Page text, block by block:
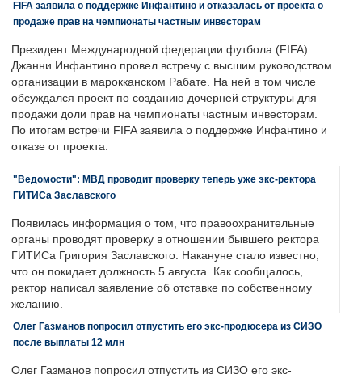
FIFA заявила о поддержке Инфантино и отказалась от проекта о
продаже прав на чемпионаты частным инвесторам
Президент Международной федерации футбола (FIFA)
Джанни Инфантино провел встречу с высшим руководством
организации в марокканском Рабате. На ней в том числе
обсуждался проект по созданию дочерней структуры для
продажи доли прав на чемпионаты частным инвесторам.
По итогам встречи FIFA заявила о поддержке Инфантино и
отказе от проекта.
"Ведомости": МВД проводит проверку теперь уже экс-ректора
ГИТИСа Заславского
Появилась информация о том, что правоохранительные
органы проводят проверку в отношении бывшего ректора
ГИТИСа Григория Заславского. Накануне стало известно,
что он покидает должность 5 августа. Как сообщалось,
ректор написал заявление об отставке по собственному
желанию.
Олег Газманов попросил отпустить его экс-продюсера из СИЗО
после выплаты 12 млн
Олег Газманов попросил отпустить из СИЗО его экс-